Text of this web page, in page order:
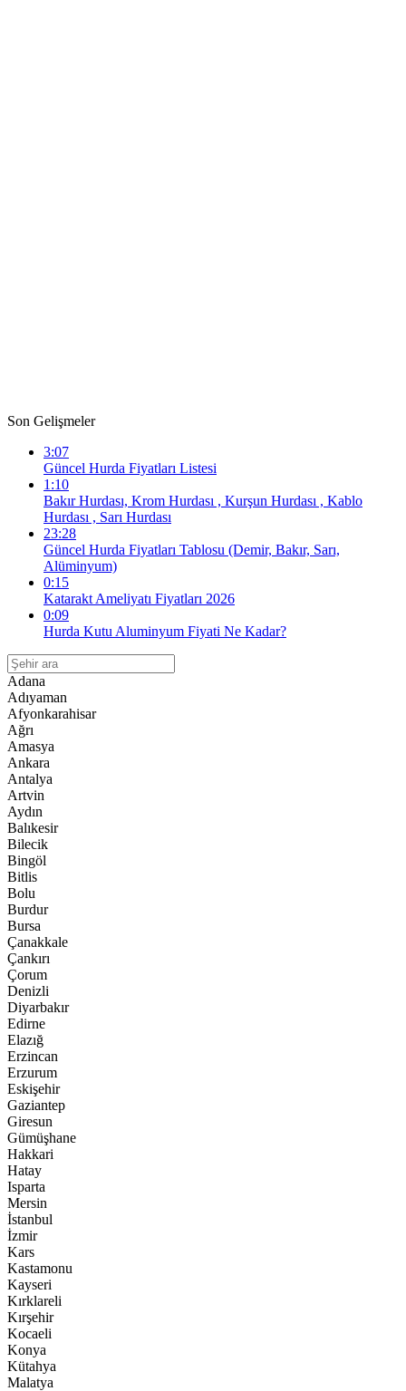
Son Gelişmeler
3:07
Güncel Hurda Fiyatları Listesi
1:10
Bakır Hurdası, Krom Hurdası , Kurşun Hurdası , Kablo
Hurdası , Sarı Hurdası
23:28
Güncel Hurda Fiyatları Tablosu (Demir, Bakır, Sarı,
Alüminyum)
0:15
Katarakt Ameliyatı Fiyatları 2026
0:09
Hurda Kutu Aluminyum Fiyati Ne Kadar?
Adana
Adıyaman
Afyonkarahisar
Ağrı
Amasya
Ankara
Antalya
Artvin
Aydın
Balıkesir
Bilecik
Bingöl
Bitlis
Bolu
Burdur
Bursa
Çanakkale
Çankırı
Çorum
Denizli
Diyarbakır
Edirne
Elazığ
Erzincan
Erzurum
Eskişehir
Gaziantep
Giresun
Gümüşhane
Hakkari
Hatay
Isparta
Mersin
İstanbul
İzmir
Kars
Kastamonu
Kayseri
Kırklareli
Kırşehir
Kocaeli
Konya
Kütahya
Malatya